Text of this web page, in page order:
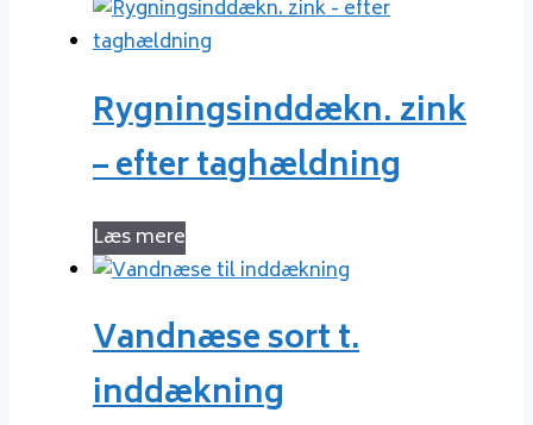
Rygningsinddækn. zink
– efter taghældning
Læs mere
Vandnæse sort t.
inddækning